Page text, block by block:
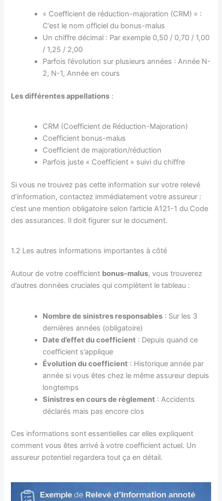
« Coefficient de réduction-majoration (CRM) » :
C’est le nom officiel du bonus-malus
Un chiffre décimal : Par exemple 0,50 / 0,70 / 1,00
/ 1,25 / 2,00
Parfois l’évolution sur plusieurs années : Année N-
2, N-1, Année en cours
Les différentes appellations :
CRM (Coefficient de Réduction-Majoration)
Coefficient bonus-malus
Coefficient de majoration/réduction
Parfois juste « Coefficient » suivi du chiffre
Si vous ne trouvez pas cette information sur votre relevé
d’information, contactez immédiatement votre assureur :
c’est une mention obligatoire selon l’article A121-1 du Code
des assurances. Il doit figurer sur le document.
1.2 Les autres informations importantes à côté
Autour de votre coefficient bonus-malus, vous trouverez
d’autres données cruciales qui complètent le tableau :
Nombre de sinistres responsables : Sur les 3
dernières années (obligatoire)
Date d’effet du coefficient : Depuis quand ce
coefficient s’applique
Évolution du coefficient : Historique année par
année si vous êtes chez le même assureur depuis
longtemps
Sinistres en cours de règlement : Accidents
déclarés mais pas encore clos
Ces informations sont essentielles car elles expliquent
comment vous êtes arrivé à votre coefficient actuel. Un
assureur potentiel regardera tout ça en détail.